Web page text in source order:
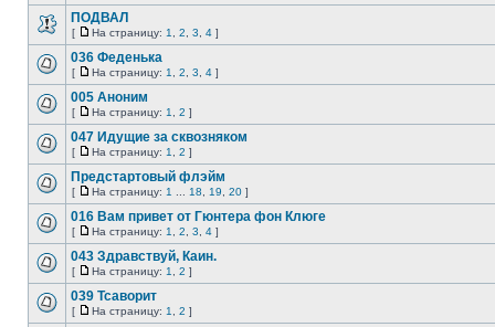
ПОДВАЛ
[ На страницу: 1 2 3 4 ]
036 Феденька
[ На страницу: 1 2 3 4 ]
005 Аноним
[ На страницу: 1 2 ]
047 Идущие за сквозняком
[ На страницу: 1 2 ]
Предстартовый флэйм
[ На страницу: 1 18 19 20 ]
016 Вам привет от Гюнтера фон Клюге
[ На страницу: 1 2 3 4 ]
043 Здравствуй, Каин.
[ На страницу: 1 2 ]
039 Тсаворит
[ На страницу: 1 2 ]